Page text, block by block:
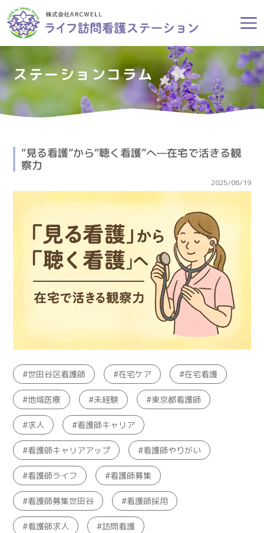
ステーションコラム
“見る看護”から“聴く看護”へ—在宅で活きる観
察力
2025/06/19
世田谷区看護師 在宅ケア 在宅看護
地域医療 未経験 東京都看護師
求人 看護師キャリア
看護師キャリアアップ 看護師やりがい
看護師ライフ 看護師募集
看護師募集世田谷 看護師採用
看護師求人 訪問看護